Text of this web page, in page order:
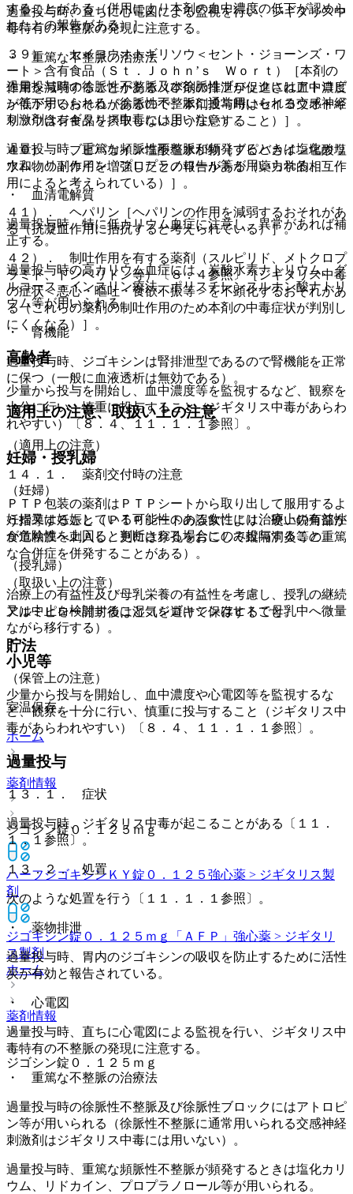
過量投与時、直ちに心電図による監視を行い、ジギタリス中
毒特有の不整脈の発現に注意する。
・ 重篤な不整脈の治療法
過量投与時の徐脈性不整脈及び徐脈性ブロックにはアトロピ
ン等が用いられる（徐脈性不整脈に通常用いられる交感神経
刺激剤はジギタリス中毒には用いない）。
過量投与時、重篤な頻脈性不整脈が頻発するときは塩化カリ
ウム、リドカイン、プロプラノロール等が用いられる。
・ 血清電解質
過量投与時、特に低カリウム血症に注意し、異常があれば補
正する。
過量投与時の高カリウム血症には、炭酸水素ナトリウム、グ
ルコース・インスリン療法、ポリスチレンスルホン酸ナトリ
ウム等が用いられる。
・ 腎機能
過量投与時、ジゴキシンは腎排泄型であるので腎機能を正常
に保つ（一般に血液透析は無効である）。
適用上の注意、取扱い上の注意
（適用上の注意）
１４．１． 薬剤交付時の注意
ＰＴＰ包装の薬剤はＰＴＰシートから取り出して服用するよ
う指導すること（ＰＴＰシートの誤飲により、硬い鋭角部が
食道粘膜へ刺入し、更には穿孔をおこして縦隔洞炎等の重篤
な合併症を併発することがある）。
（取扱い上の注意）
アルミピロー開封後は湿気を避けて保存すること。
貯法
（保管上の注意）
室温保存。
ホーム
薬剤情報
ジゴシン錠０．１２５ｍｇ
ハーフジゴキシンＫＹ錠０．１２５ 強心薬 > ジギタリス製
剤
ジゴキシン錠０．１２５ｍｇ「ＡＦＰ」 強心薬 > ジギタリ
ス製剤
ホーム
薬剤情報
ジゴシン錠０．１２５ｍｇ
することがある（併用により本剤の血中濃度の低下が認めら
れたとの報告がある）］。
３９）． セイヨウオトギリソウ＜セント・ジョーンズ・ワ
ート＞含有食品（Ｓｔ．Ｊｏｈｎ’ｓ Ｗｏｒｔ）［本剤の
作用を減弱することがある（本剤の排泄が促進され血中濃度
が低下するおそれがあるので、本剤投与時はセイヨウオトギ
リソウ含有食品を摂取しないよう注意すること）］。
４０）． ブピバカイン塩酸塩水和物［ブピバカイン塩酸塩
水和物の副作用を増強したとの報告がある（薬力学的相互作
用によると考えられている）］。
４１）． ヘパリン［ヘパリンの作用を減弱するおそれがあ
る（抗凝血作用に拮抗すると考えられている）］。
４２）． 制吐作用を有する薬剤（スルピリド、メトクロプ
ラミド、ドンペリドン等）〔８．４参照〕［ジギタリス中毒
の症状＜悪心・嘔吐・食欲不振等＞を不顕化するおそれがあ
る（これらの薬剤の制吐作用のため本剤の中毒症状が判別し
にくくなる）］。
高齢者
少量から投与を開始し、血中濃度等を監視するなど、観察を
十分に行い、慎重に投与すること（ジギタリス中毒があらわ
れやすい）〔８．４、１１．１．１参照〕。
妊婦・授乳婦
（妊婦）
妊婦又は妊娠している可能性のある女性には治療上の有益性
が危険性を上回ると判断される場合にのみ投与すること。
（授乳婦）
治療上の有益性及び母乳栄養の有益性を考慮し、授乳の継続
又は中止を検討すること（ジゴキシンはヒトで母乳中へ微量
ながら移行する）。
小児等
少量から投与を開始し、血中濃度や心電図等を監視するな
ど、観察を十分に行い、慎重に投与すること（ジギタリス中
毒があらわれやすい）〔８．４、１１．１．１参照〕。
過量投与
１３．１． 症状
過量投与時、ジギタリス中毒が起こることがある〔１１．
１．１参照〕。
１３．２． 処置
次のような処置を行う〔１１．１．１参照〕。
・ 薬物排泄
過量投与時、胃内のジゴキシンの吸収を防止するために活性
炭が有効と報告されている。
・ 心電図
過量投与時、直ちに心電図による監視を行い、ジギタリス中
毒特有の不整脈の発現に注意する。
・ 重篤な不整脈の治療法
過量投与時の徐脈性不整脈及び徐脈性ブロックにはアトロピ
ン等が用いられる（徐脈性不整脈に通常用いられる交感神経
刺激剤はジギタリス中毒には用いない）。
過量投与時、重篤な頻脈性不整脈が頻発するときは塩化カリ
ウム、リドカイン、プロプラノロール等が用いられる。